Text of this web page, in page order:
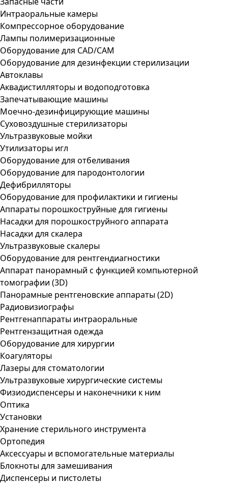
Интраоральные камеры
Компрессорное оборудование
Лампы полимеризационные
Оборудование для CAD/CAM
Оборудование для дезинфекции стерилизации
Автоклавы
Аквадистилляторы и водоподготовка
Запечатывающие машины
Моечно-дезинфицирующие машины
Суховоздушные стерилизаторы
Ультразвуковые мойки
Утилизаторы игл
Оборудование для отбеливания
Оборудование для пародонтологии
Дефибрилляторы
Оборудование для профилактики и гигиены
Аппараты порошкоструйные для гигиены
Насадки для порошкоструйного аппарата
Насадки для скалера
Ультразвуковые скалеры
Оборудование для рентгендиагностики
Аппарат панорамный с функцией компьютерной
томографии (3D)
Панорамные рентгеновские аппараты (2D)
Радиовизиографы
Рентгенаппараты интраоральные
Рентгензащитная одежда
Оборудование для хирургии
Коагуляторы
Лазеры для стоматологии
Ультразвуковые хирургические системы
Физиодиспенсеры и наконечники к ним
Оптика
Установки
Хранение стерильного инструмента
Ортопедия
Аксессуары и вспомогательные материалы
Блокноты для замешивания
Диспенсеры и пистолеты